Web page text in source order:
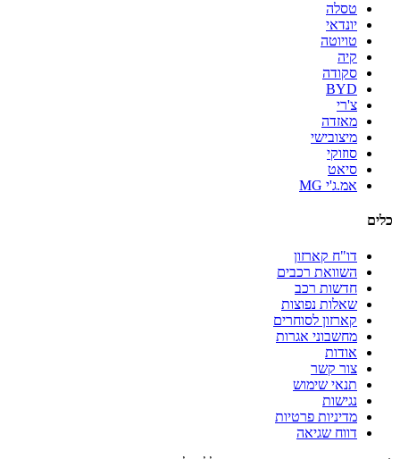
טסלה
יונדאי
טויוטה
קיה
סקודה
BYD
צ'רי
מאזדה
מיצובישי
סוזוקי
סיאט
אמ.ג'י MG
כלים
דו"ח קארזון
השוואת רכבים
חדשות רכב
שאלות נפוצות
קארזון לסוחרים
מחשבוני אגרות
אודות
צור קשר
תנאי שימוש
נגישות
מדיניות פרטיות
דווח שגיאה